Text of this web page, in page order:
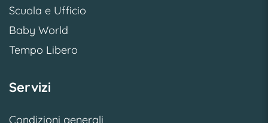
Scuola e Ufficio
Baby World
Tempo Libero
Servizi
Condizioni generali